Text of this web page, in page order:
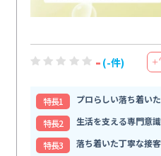
- (-件) ＋
特⻑1
プロらしい落ち着い
特⻑2
生活を支える専門意識
特⻑3
落ち着いた丁寧な接客